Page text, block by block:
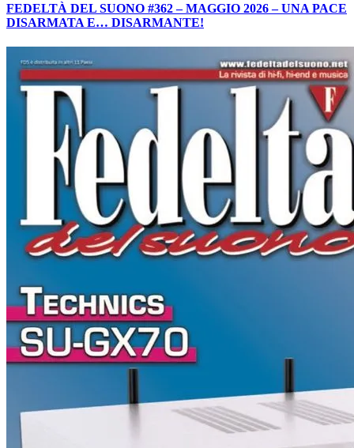
FEDELTÀ DEL SUONO #362 – MAGGIO 2026 – UNA PACE
DISARMATA E… DISARMANTE!